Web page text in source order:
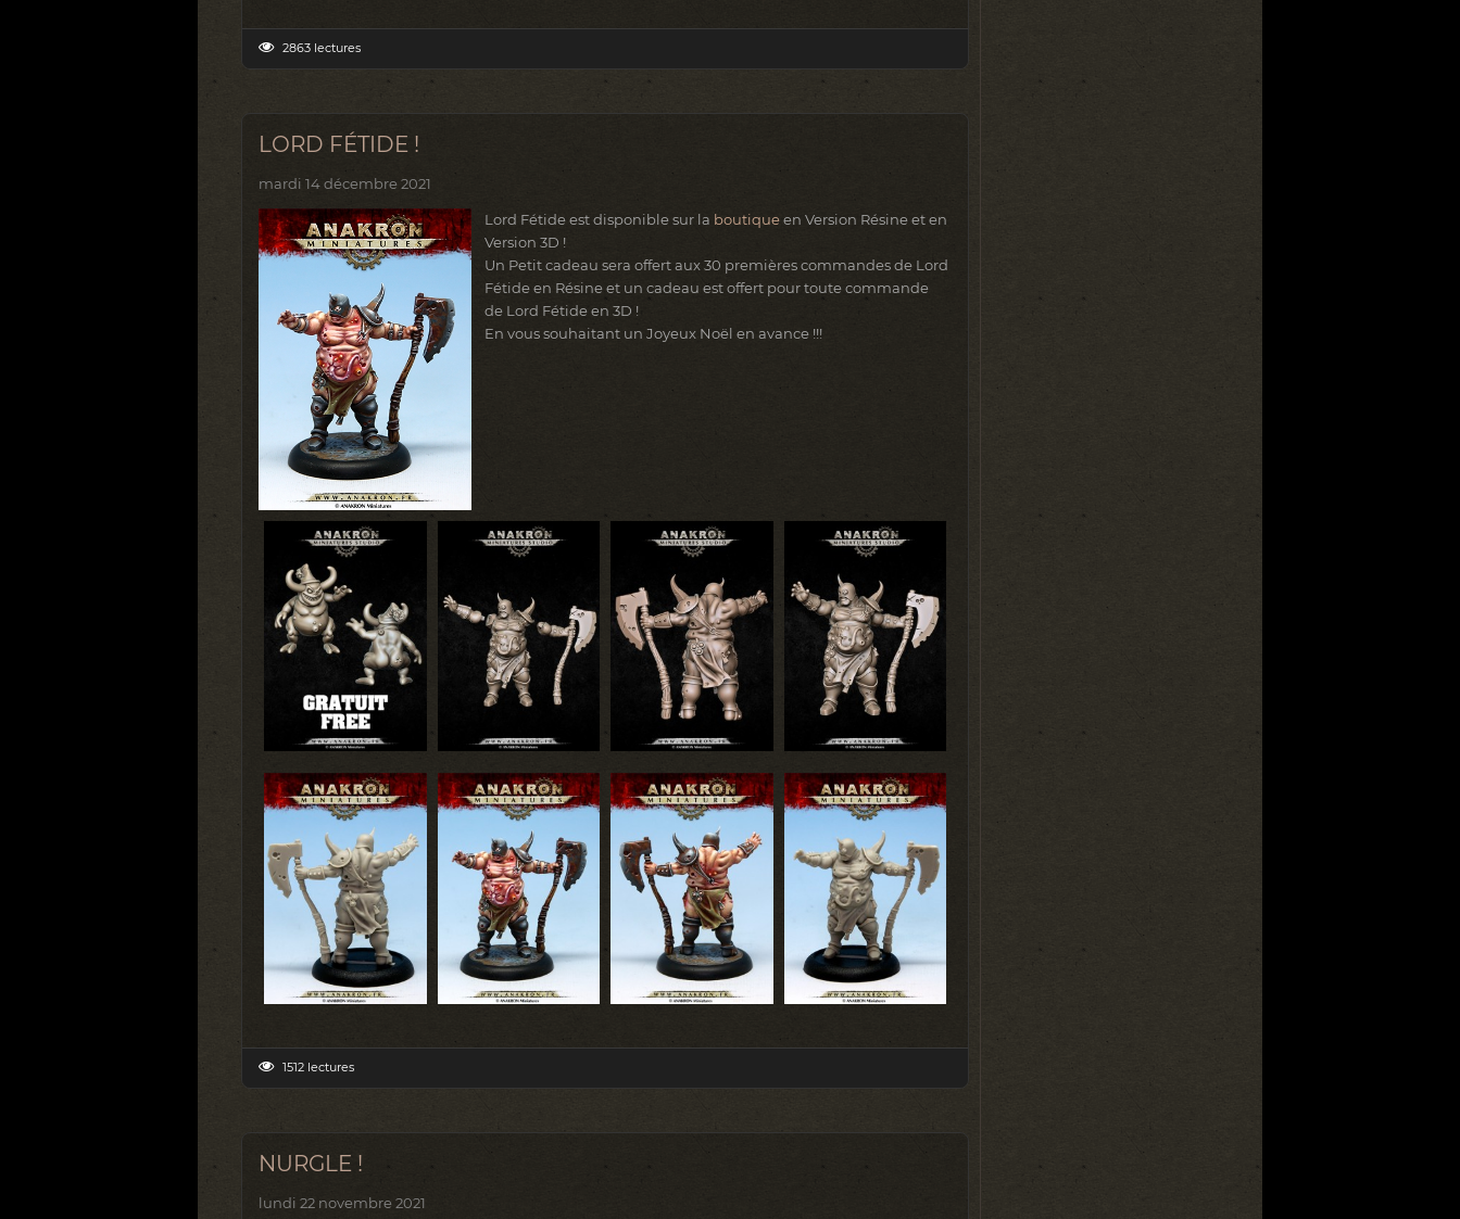
2863 lectures
LORD FÉTIDE !
mardi 14 décembre 2021
Lord Fétide est disponible sur la boutiqueen Version Résine et en
Version 3D !
Un Petit cadeau sera offert aux 30 premières commandes de Lord
Fétide en Résine et un cadeau est offert pour toute commande
de Lord Fétide en 3D !
En vous souhaitant un Joyeux Noël en avance !!!
1512 lectures
NURGLE !
lundi 22 novembre 2021